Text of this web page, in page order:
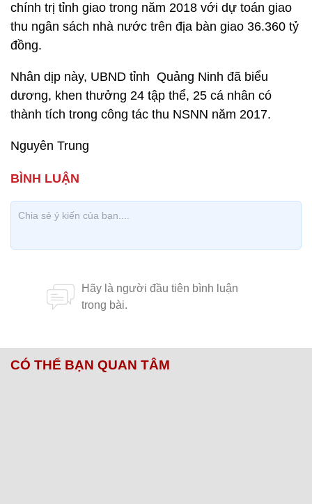
chính trị tỉnh giao trong năm 2018 với dự toán giao
thu ngân sách nhà nước trên địa bàn giao 36.360 tỷ
đồng.
Nhân dịp này, UBND tỉnh Quảng Ninh đã biểu
dương, khen thưởng 24 tập thể, 25 cá nhân có
thành tích trong công tác thu NSNN năm 2017.
Nguyên Trung
CÓ THỂ BẠN QUAN TÂM